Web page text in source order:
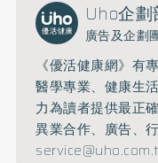
Uho企劃
廣告及企劃
《優活健康網》有
醫學專業、健康生
力為讀者提供最正
異業合作、廣告、